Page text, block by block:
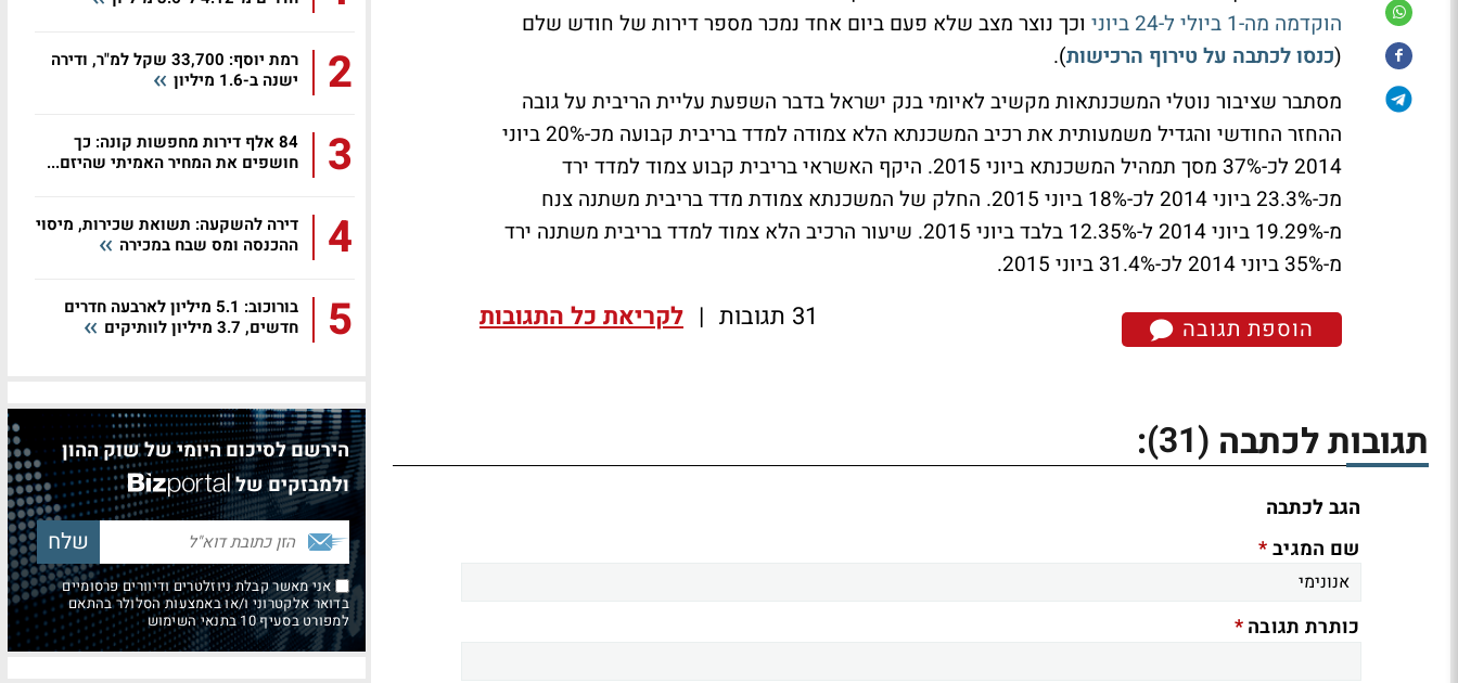
הוקדמה מה-1 ביולי ל-24 ביוני
וכך נוצר מצב שלא פעם ביום אחד נמכר מספר דירות של חודש שלם
(כנסו לכתבה על טירוף הרכישות).
מסתבר שציבור נוטלי המשכנתאות מקשיב לאיומי בנק ישראל בדבר השפעת עליית הריבית על גובה
ההחזר החודשי והגדיל משמעותית את רכיב המשכנתא הלא צמודה למדד בריבית קבועה מכ-20% ביוני
2014 לכ-37% מסך תמהיל המשכנתא ביוני 2015. היקף האשראי בריבית קבוע צמוד למדד ירד
מכ-23.3% ביוני 2014 לכ-18% ביוני 2015. החלק של המשכנתא צמודת מדד בריבית משתנה צנח
מ-19.29% ביוני 2014 ל-12.35% בלבד ביוני 2015. שיעור הרכיב הלא צמוד למדד בריבית משתנה ירד
מ-35% ביוני 2014 לכ-31.4% ביוני 2015.
הוספת תגובה 31 תגובות | לקריאת כל התגובות
תגובות לכתבה (31)
:
הגב לכתבה
שם המגיב*
כותרת תגובה*
2
רמת יוסף: 33,700 שקל למ"ר, ודירה
ישנה ב-1.6 מיליון
3
84 אלף דירות מחפשות קונה: כך
חושפים את המחיר האמיתי שהיזם...
4
דירה להשקעה: תשואת שכירות, מיסוי
ההכנסה ומס שבח במכירה
5
בורוכוב: 5.1 מיליון לארבעה חדרים
חדשים, 3.7 מיליון לוותיקים
הירשם לסיכום היומי של שוק ההון
ולמבזקים של
אני מאשר קבלת ניוזלטרים ודיוורים פרסומיים
בדואר אלקטרוני ו/או באמצעות הסלולר בהתאם
למפורט בסעיף 10 בתנאי השימוש